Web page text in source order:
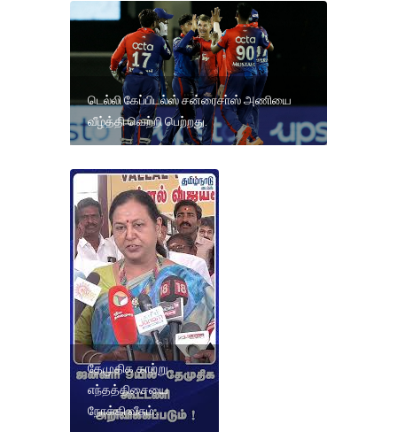
டெல்லி கேப்பிடல்ஸ் சன்ரைசா்ஸ் அணியை
வீழ்த்தி வெற்றி பெற்றது.
தேமுதிக காற்று
எந்தத்திசையை
நோக்கி வீசும்..